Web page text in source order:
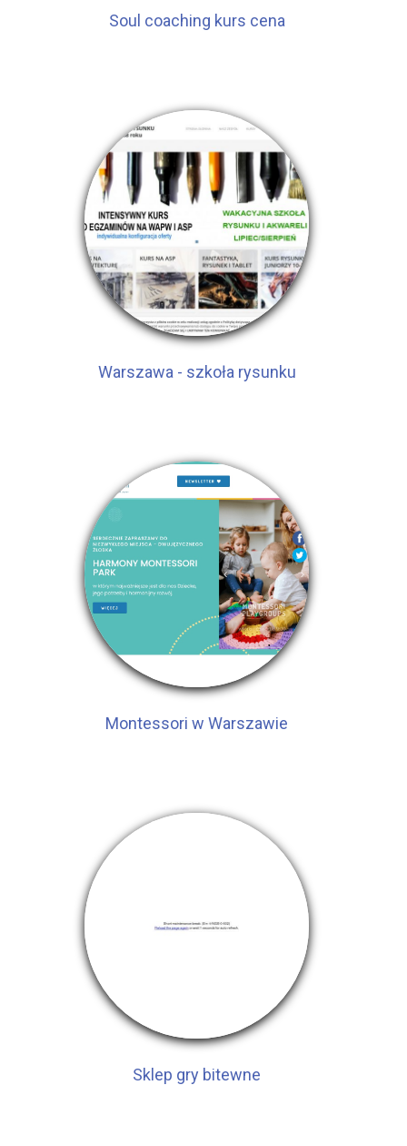
Soul coaching kurs cena
Warszawa - szkoła rysunku
Montessori w Warszawie
Sklep gry bitewne